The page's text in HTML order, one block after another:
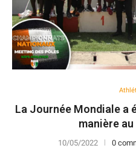
La Journée Mondiale a
manière
10/05/2022 0